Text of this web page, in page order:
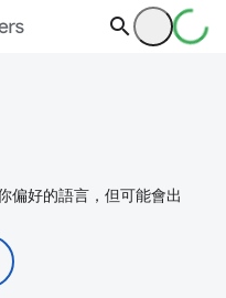
偏好的語言，但可能會出